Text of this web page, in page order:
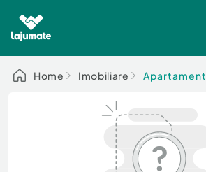
Alege categoria
Auto, moto si ambarcatiuni
Auto, moto si
Home Imobiliare